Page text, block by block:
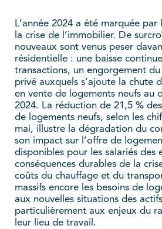
L’année 2024 a été marquée
la crise de l’immobilier. De
nouveaux sont venus peser
résidentielle : une baisse
transactions, un engorgement
privé auxquels s’ajoute la chute
en vente de logements neufs au
2024. La réduction de 21,5 %
de logements neufs, selon les
mai, illustre la dégradation du
son impact sur l’offre de
disponibles pour les salariés des
conséquences durables de la
coûts du chauffage et du
massifs encore les besoins de
aux nouvelles situations des
particulièrement aux enjeux du
leur lieu de travail.